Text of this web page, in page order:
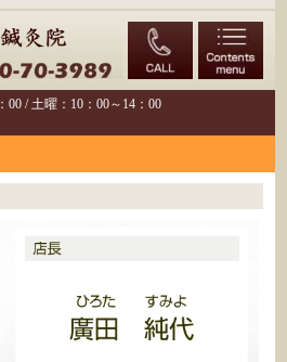
00 / 土曜：10：00～14：00